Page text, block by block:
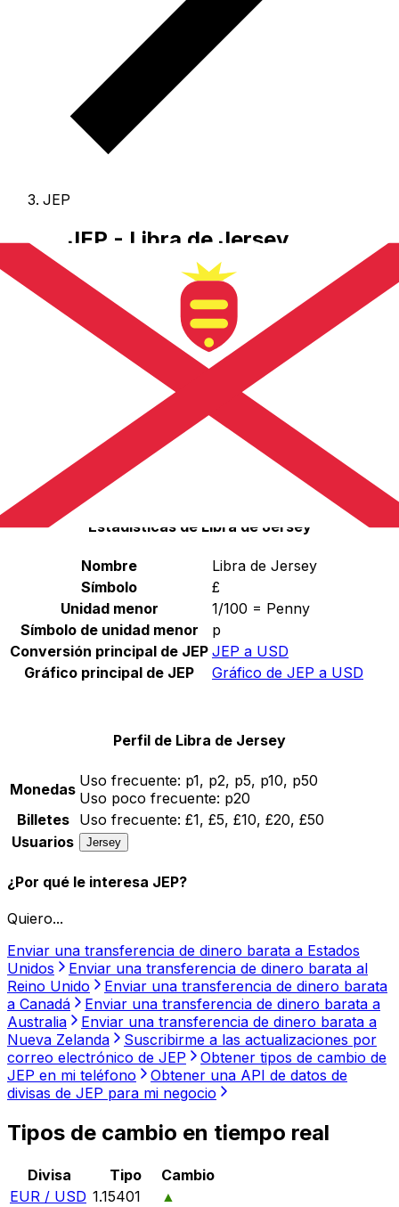
JEP
JEP - Libra de Jersey
El Libra de Jersey es la moneda de Jersey.
Nuestras
clasificaciones de divisas muestran que el tipo de cambio
más popular de Libra de Jersey es el tipo de cambio de
JEP a USD.El código de la divisa de Libras es JEP
símbolo de la divisa es £.A continuación, encontrará
tipos de cambio de Libra de Jersey y un conversor de
Seleccione una divisa
-Libra de Jersey
Estadísticas de Libra de Jersey
Nombre
Libra de Jersey
Símbolo
£
Unidad menor
1/100 = Penny
Símbolo de unidad menor
p
Conversión principal de JEP JEP a USD
Gráfico principal de JEP
Gráfico de JEP a USD
Perfil de Libra de Jersey
Monedas Uso frecuente: p1, p2, p5, p10, p50
Uso poco frecuente: p20
Billetes
Uso frecuente: £1, £5, £10, £20, £50
Usuarios
Jersey
¿Por qué le interesa JEP?
Quiero...
Enviar una transferencia de dinero barata a Estados
Unidos
Enviar una transferencia de dinero barata al
Reino Unido
Enviar una transferencia de dinero barata
a Canadá
Enviar una transferencia de dinero barata a
Australia
Enviar una transferencia de dinero barata a
Nueva Zelanda
Suscribirme a las actualizaciones por
correo electrónico de JEP
Obtener tipos de cambio de
JEP en mi teléfono
Obtener una API de datos de
divisas de JEP para mi negocio
Tipos de cambio en tiempo real
Divisa Tipo
Cambio
EUR / USD 1.15401
▲